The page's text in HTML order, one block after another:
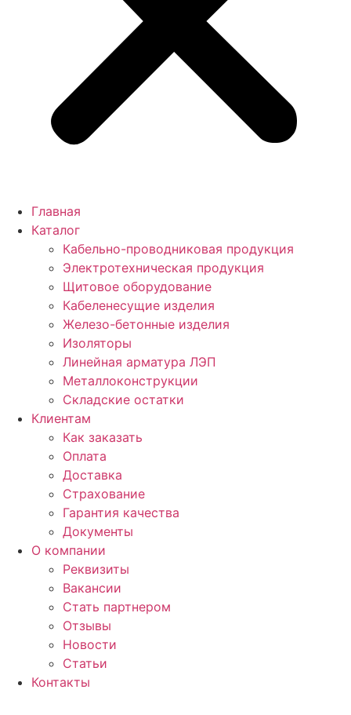
Главная
Каталог
Кабельно-проводниковая продукция
Электротехническая продукция
Щитовое оборудование
Кабеленесущие изделия
Железо-бетонные изделия
Изоляторы
Линейная арматура ЛЭП
Металлоконструкции
Складские остатки
Клиентам
Как заказать
Оплата
Доставка
Страхование
Гарантия качества
Документы
О компании
Реквизиты
Вакансии
Стать партнером
Отзывы
Новости
Статьи
Контакты